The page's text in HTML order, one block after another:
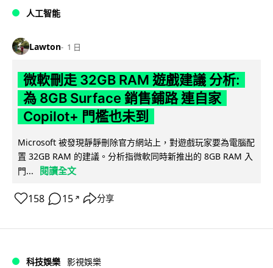
人工智能
Lawton 1 日
微軟刪走 32GB RAM 遊戲建議 分析:
為 8GB Surface 銷售鋪路 連自家
Copilot+ 門檻也未到
Microsoft 被發現靜靜刪除官方網站上，對遊戲玩家要為電腦配
置 32GB RAM 的建議。分析指微軟同時新推出的 8GB RAM 入
門...
閱讀全文
158 15 ↗ 分享
科技娛樂 影視娛樂